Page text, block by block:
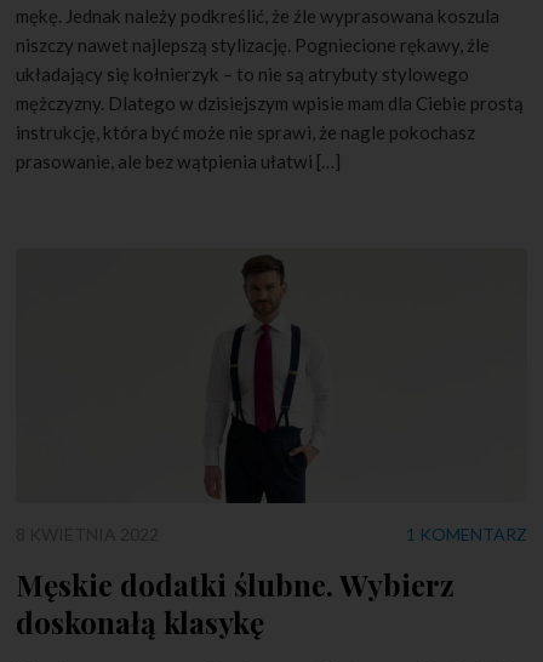
mękę. Jednak należy podkreślić, że źle wyprasowana koszula
niszczy nawet najlepszą stylizację. Pogniecione rękawy, źle
układający się kołnierzyk – to nie są atrybuty stylowego
mężczyzny. Dlatego w dzisiejszym wpisie mam dla Ciebie prostą
instrukcję, która być może nie sprawi, że nagle pokochasz
prasowanie, ale bez wątpienia ułatwi […]
1 KOMENTARZ
Męskie dodatki ślubne. Wybierz
doskonałą klasykę